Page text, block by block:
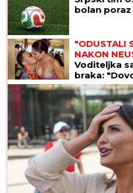
bolan
"ODUSTALI
NAKON
Voditeljka
braka: